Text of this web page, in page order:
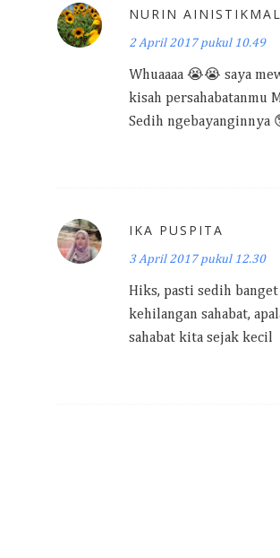
NURIN
2 April 2017 pukul 10.49
Whuaaaa 😭😭 saya
kisah persahabatanmu
Sedih ngebayanginnya
IKA PUSPITA
3 April 2017 pukul 12.30
Hiks, pasti sedih banget
kehilangan sahabat,
sahabat kita sejak kecil